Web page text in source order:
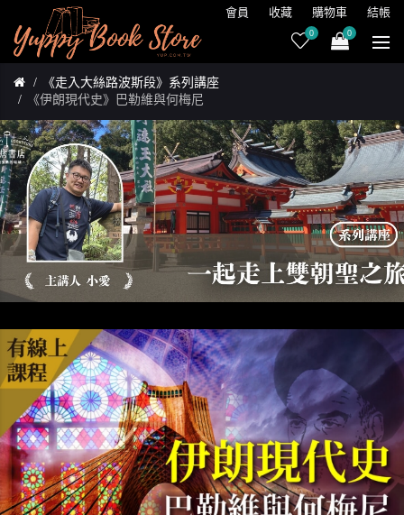
會員 收藏 購物車 結帳
0 0
《走入大絲路波斯段》系列講座
《伊朗現代史》巴勒維與何梅尼